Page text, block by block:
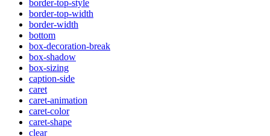
border-top-style
border-top-width
border-width
bottom
box-decoration-break
box-shadow
box-sizing
caption-side
caret
caret-animation
caret-color
caret-shape
clear